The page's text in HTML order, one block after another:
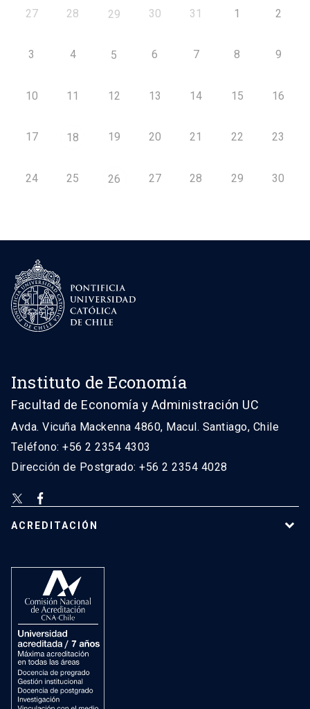
27 28 29 30 31 1 2
3 4 5 6 7 8 9
10 11 12 13 14 15 16
17 18 19 20 21 22 23
24 25 26 27 28 29 30
Instituto de Economía
Facultad de Economía y Administración UC
Avda. Vicuña Mackenna 4860, Macul. Santiago, Chile
Teléfono: +56 2 2354 4303
Dirección de Postgrado: +56 2 2354 4028
ACREDITACIÓN